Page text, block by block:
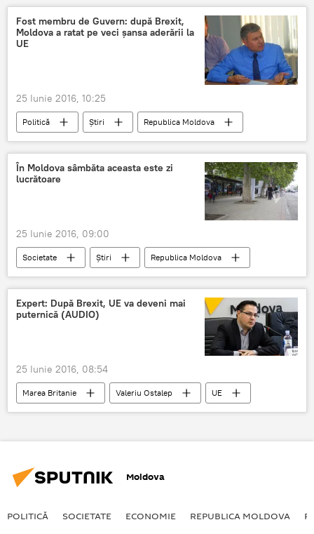
BREXIT
Supraviețuire
Fost membru de Guvern: după Brexit,
Moldova a ratat pe veci șansa aderării la
UE
25 Iunie 2016, 10:25
Politică Știri
Republica Moldova
Moldova
UE
Brexit
Marea Britanie şi UE: se va produce oare divorţul
În Moldova sâmbăta aceasta este zi
lucrătoare
25 Iunie 2016, 09:00
Societate Știri
Republica Moldova
Guvern
Moldova
bugetari
zi lucrătoare
Expert: După Brexit, UE va deveni mai
puternică (AUDIO)
25 Iunie 2016, 08:54
Marea Britanie Valeriu Ostalep
UE
BREXIT
Moldova
POLITICĂ SOCIETATE ECONOMIE REPUBLICA MOLDOVA